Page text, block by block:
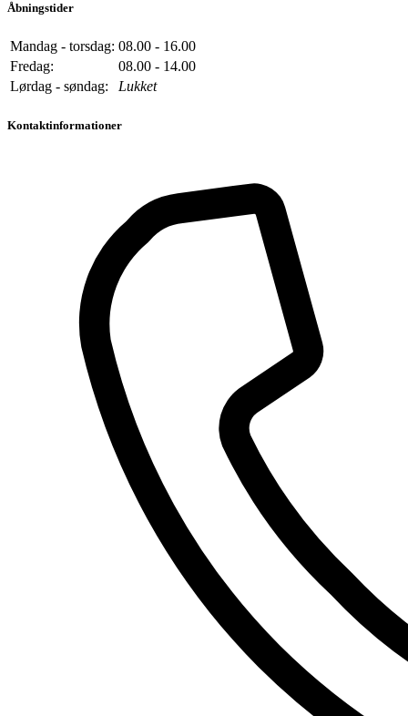
Åbningstider
Mandag - torsdag: 08.00 - 16.00
Fredag:
08.00 - 14.00
Lørdag - søndag:
Lukket
Kontaktinformationer